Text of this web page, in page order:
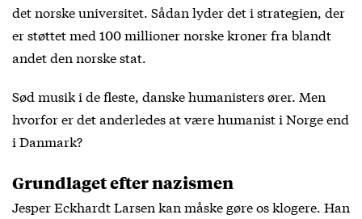
det norske universitet. Sådan lyder det i strategien, der
er støttet med 100 millioner norske kroner fra blandt
andet den norske stat.
Sød musik i de fleste, danske humanisters ører. Men
hvorfor er det anderledes at være humanist i Norge end
i Danmark?
Grundlaget efter nazismen
Jesper Eckhardt Larsen kan måske gøre os klogere. Han